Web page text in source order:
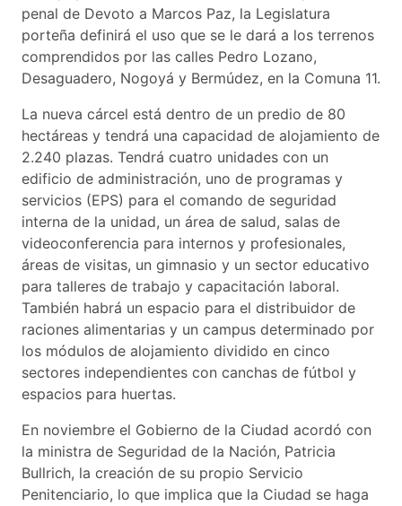
penal de Devoto a Marcos Paz, la Legislatura
porteña definirá el uso que se le dará a los terrenos
comprendidos por las calles Pedro Lozano,
Desaguadero, Nogoyá y Bermúdez, en la Comuna 11.
La nueva cárcel está dentro de un predio de 80
hectáreas y tendrá una capacidad de alojamiento de
2.240 plazas. Tendrá cuatro unidades con un
edificio de administración, uno de programas y
servicios (EPS) para el comando de seguridad
interna de la unidad, un área de salud, salas de
videoconferencia para internos y profesionales,
áreas de visitas, un gimnasio y un sector educativo
para talleres de trabajo y capacitación laboral.
También habrá un espacio para el distribuidor de
raciones alimentarias y un campus determinado por
los módulos de alojamiento dividido en cinco
sectores independientes con canchas de fútbol y
espacios para huertas.
En noviembre el Gobierno de la Ciudad acordó con
la ministra de Seguridad de la Nación, Patricia
Bullrich, la creación de su propio Servicio
Penitenciario, lo que implica que la Ciudad se haga